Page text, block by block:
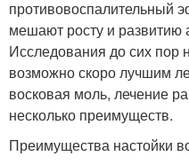
противовоспалительный
мешают росту и развитию
Исследования до сих пор
возможно скоро лучшим
восковая моль, лечение
несколько преимуществ.
Преимущества настойки